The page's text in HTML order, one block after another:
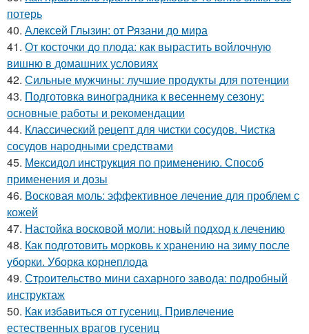
потерь
40. Алексей Глызин: от Рязани до мира
41. От косточки до плода: как вырастить войлочную
вишню в домашних условиях
42. Сильные мужчины: лучшие продукты для потенции
43. Подготовка виноградника к весеннему сезону:
основные работы и рекомендации
44. Классический рецепт для чистки сосудов. Чистка
сосудов народными средствами
45. Мексидол инструкция по применению. Способ
применения и дозы
46. Восковая моль: эффективное лечение для проблем с
кожей
47. Настойка восковой моли: новый подход к лечению
48. Как подготовить морковь к хранению на зиму после
уборки. Уборка корнеплода
49. Строительство мини сахарного завода: подробный
инструктаж
50. Как избавиться от гусениц. Привлечение
естественных врагов гусениц